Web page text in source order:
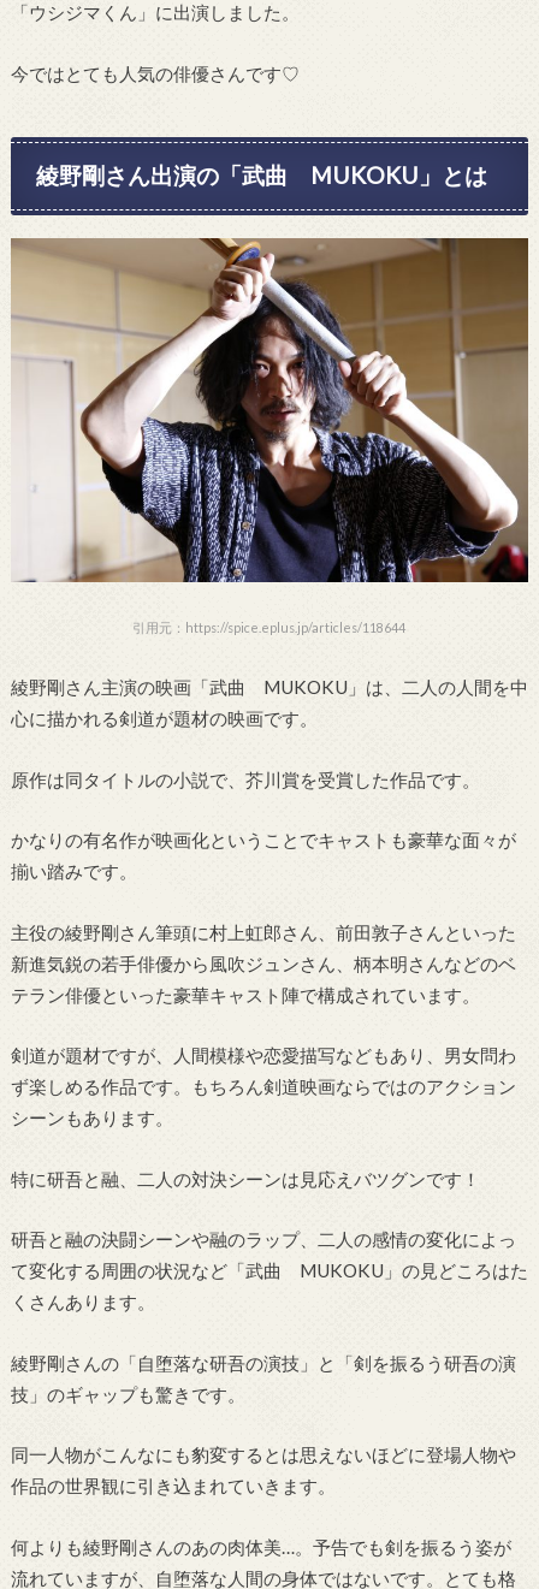
「ウシジマくん」に出演しました。
今ではとても人気の俳優さんです♡
綾野剛さん出演の「武曲 MUKOKU」とは
引用元：https://spice.eplus.jp/articles/118644
綾野剛さん主演の映画「武曲 MUKOKU」は、二人の人間を中
心に描かれる剣道が題材の映画です。
原作は同タイトルの小説で、芥川賞を受賞した作品です。
かなりの有名作が映画化ということでキャストも豪華な面々が
揃い踏みです。
主役の綾野剛さん筆頭に村上虹郎さん、前田敦子さんといった
新進気鋭の若手俳優から風吹ジュンさん、柄本明さんなどのベ
テラン俳優といった豪華キャスト陣で構成されています。
剣道が題材ですが、人間模様や恋愛描写などもあり、男女問わ
ず楽しめる作品です。もちろん剣道映画ならではのアクション
シーンもあります。
特に研吾と融、二人の対決シーンは見応えバツグンです！
研吾と融の決闘シーンや融のラップ、二人の感情の変化によっ
て変化する周囲の状況など「武曲 MUKOKU」の見どころはた
くさんあります。
綾野剛さんの「自堕落な研吾の演技」と「剣を振るう研吾の演
技」のギャップも驚きです。
同一人物がこんなにも豹変するとは思えないほどに登場人物や
作品の世界観に引き込まれていきます。
何よりも綾野剛さんのあの肉体美…。予告でも剣を振るう姿が
流れていますが、自堕落な人間の身体ではないです。とても格